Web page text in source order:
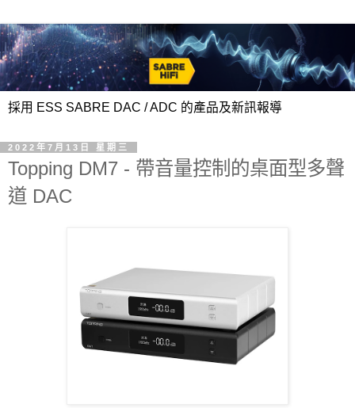
採用 ESS SABRE DAC / ADC 的產品及新訊報導
2022年7月13日 星期三
Topping DM7 - 帶音量控制的桌面型多聲
道 DAC